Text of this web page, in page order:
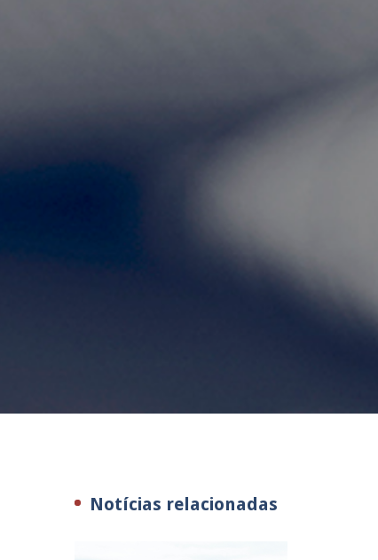
Notícias relacionadas